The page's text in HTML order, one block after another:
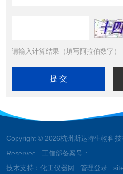
请输入计算结果（填写阿拉伯数字）
Copyright © 2026杭州斯达特生物科
Reserved 工信部备案号：
技术支持：化工仪器网 管理登录